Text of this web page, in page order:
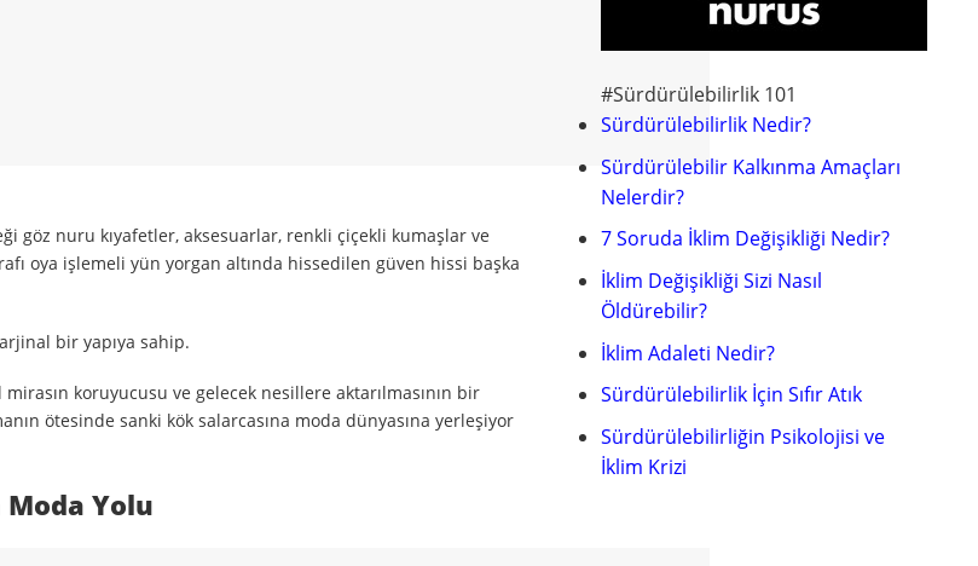
göz nuru kıyafetler, aksesuarlar, renkli çiçekli kumaşlar ve
oya işlemeli yün yorgan altında hissedilen güven hissi başka
bir yapıya sahip.
koruyucusu ve gelecek nesillere aktarılmasının bir
ötesinde sanki kök salarcasına moda dünyasına yerleşiyor
Yolu
#Sürdürülebilirlik 101
Sürdürülebilirlik Nedir?
Sürdürülebilir Kalkınma Amaçları
Nelerdir?
7 Soruda İklim Değişikliği Nedir?
İklim Değişikliği Sizi Nasıl
Öldürebilir?
İklim Adaleti Nedir?
Sürdürülebilirlik İçin Sıfır Atık
Sürdürülebilirliğin Psikolojisi ve
İklim Krizi